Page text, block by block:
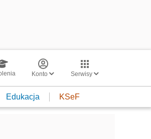
Konto Serwisy
Edukacja KSeF